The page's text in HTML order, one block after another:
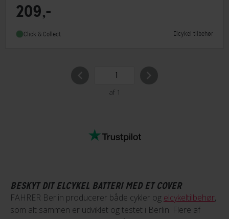
209,-
Click & Collect Elcykel tilbehør
af 1
BESKYT DIT ELCYKEL BATTERI MED ET COVER
FAHRER Berlin producerer både cykler og elcykeltilbehør,
som alt sammen er udviklet og testet i Berlin. Flere af